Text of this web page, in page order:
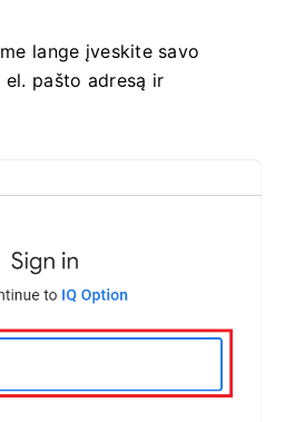
lange įveskite savo
pašto adresą ir